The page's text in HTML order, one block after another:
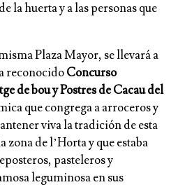
la huerta y a las personas que
Plaza Mayor, se llevará a
reconocidoConcurso
de bouy Postres de Cacau del
que congrega a arroceros y
viva la tradición de esta
de l’Horta y que estaba
pasteleros y
leguminosa en sus